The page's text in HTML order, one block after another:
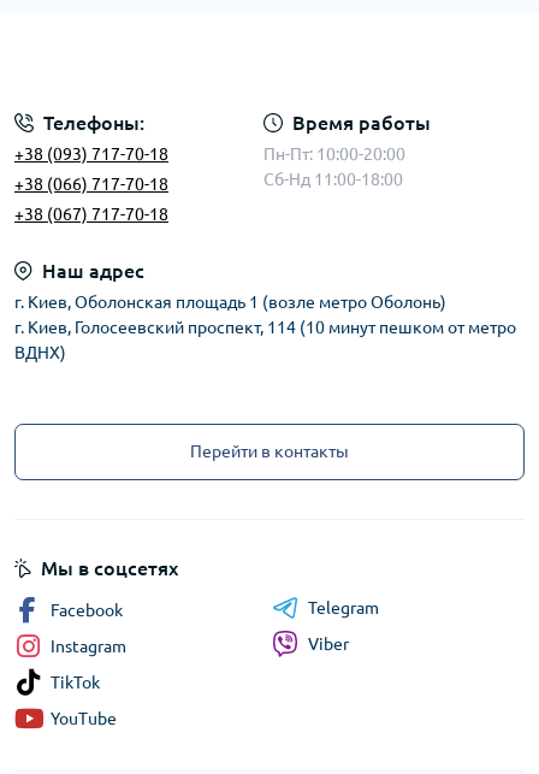
Телефоны:
+38 (093) 717-70-18
+38 (066) 717-70-18
+38 (067) 717-70-18
Время работы
Пн-Пт: 10:00-20:00
Сб-Нд 11:00-18:00
Наш адрес
г. Киев, Оболонская площадь 1 (возле метро Оболонь)
г. Киев, Голосеевский проспект, 114 (10 минут пешком от метро
ВДНХ)
Перейти в контакты
Мы в соцсетях
Facebook
Instagram
TikTok
YouTube
Telegram
Viber